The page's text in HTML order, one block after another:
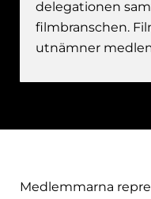
delegationen
filmbranschen.
utnämner
Medlemmarna